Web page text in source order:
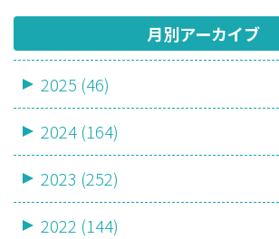
月別アーカイブ
2025 (46)
2024 (164)
2023 (252)
2022 (144)